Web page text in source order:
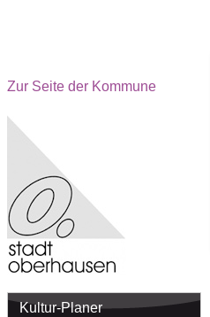
Zur Seite der Kommune
Kultur-Planer